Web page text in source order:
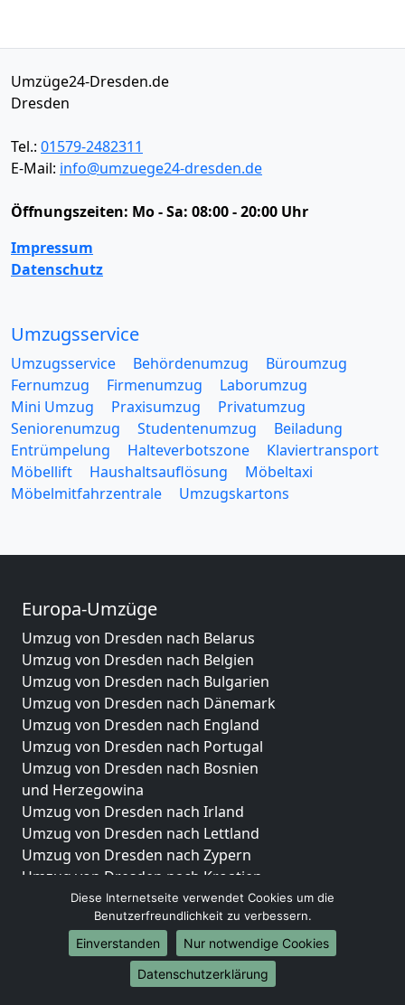
Umzüge24-Dresden.de
Dresden
Tel.: 01579-2482311
E-Mail: info@umzuege24-dresden.de
Öffnungszeiten: Mo - Sa: 08:00 - 20:00 Uhr
Impressum
Datenschutz
Umzugsservice
Umzugsservice Behördenumzug
Büroumzug
Fernumzug
Firmenumzug
Laborumzug
Mini Umzug
Praxisumzug
Privatumzug
Seniorenumzug
Studentenumzug
Beiladung
Entrümpelung
Halteverbotszone
Klaviertransport
Möbellift
Haushaltsauflösung
Möbeltaxi
Möbelmitfahrzentrale
Umzugskartons
Europa-Umzüge
Umzug von Dresden nach Belarus
Umzug von Dresden nach Belgien
Umzug von Dresden nach Bulgarien
Umzug von Dresden nach Dänemark
Umzug von Dresden nach England
Umzug von Dresden nach Portugal
Umzug von Dresden nach Bosnien
und Herzegowina
Umzug von Dresden nach Irland
Umzug von Dresden nach Lettland
Umzug von Dresden nach Zypern
Umzug von Dresden nach Kroatien
Umzug von Dresden nach Estland
Umzug von Dresden nach Finnland
Umzug von Dresden nach Frankreich
Umzug von Dresden nach Griechenland
Umzug von Dresden nach Italien
Diese Internetseite verwendet Cookies um die
Benutzerfreundlichkeit zu verbessern.
Einverstanden
Nur notwendige Cookies
Datenschutzerklärung